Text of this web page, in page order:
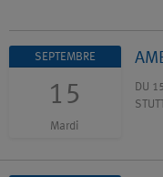
SEPTEMBRE
15
Mardi
DU